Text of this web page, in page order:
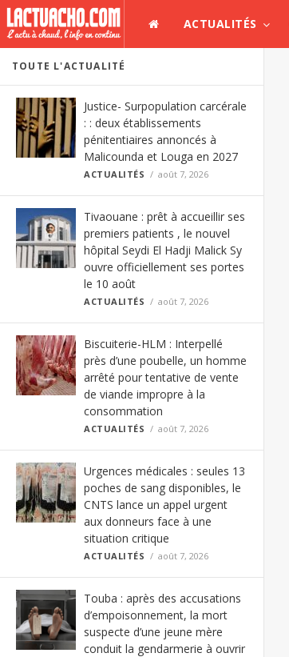
ACTUALITÉS
TOUTE L'ACTUALITÉ
Justice- Surpopulation carcérale
: : deux établissements
pénitentiaires annoncés à
Malicounda et Louga en 2027
ACTUALITÉS août 7, 2026
Tivaouane : prêt à accueillir ses
premiers patients , le nouvel
hôpital Seydi El Hadji Malick Sy
ouvre officiellement ses portes
le 10 août
ACTUALITÉS août 7, 2026
Biscuiterie-HLM : Interpellé
près d’une poubelle, un homme
arrêté pour tentative de vente
de viande impropre à la
consommation
ACTUALITÉS août 7, 2026
Urgences médicales : seules 13
poches de sang disponibles, le
CNTS lance un appel urgent
aux donneurs face à une
situation critique
ACTUALITÉS août 7, 2026
Touba : après des accusations
d’empoisonnement, la mort
suspecte d’une jeune mère
conduit la gendarmerie à ouvrir